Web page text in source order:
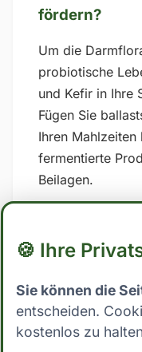
fördern?
Um die
probiotische
und Kefir in Ihre
Fügen Sie
Ihren
fermentierte
Beilagen.
Darmflora?
Gemüsesäfte
Unterstützung
lebende
🍪 Ihre
Sie können die
entscheiden.
kostenlos zu